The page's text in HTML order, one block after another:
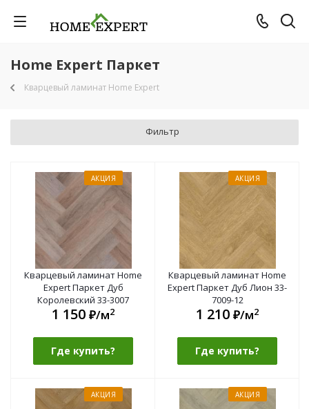
Home Expert Паркет
Кварцевый ламинат Home Expert
Фильтр
АКЦИЯ
Кварцевый ламинат Home
Expert Паркет Дуб
Королевский 33-3007
1 150 ₽/м2
Где купить?
АКЦИЯ
Кварцевый ламинат Home
Expert Паркет Дуб Лион 33-
7009-12
1 210 ₽/м2
Где купить?
АКЦИЯ АКЦИЯ